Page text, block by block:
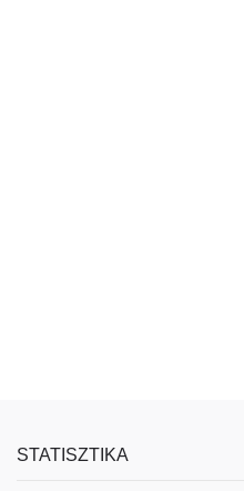
STATISZTIKA